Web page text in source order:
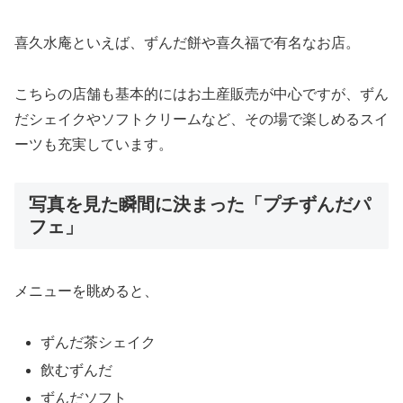
喜久水庵といえば、ずんだ餅や喜久福で有名なお店。
こちらの店舗も基本的にはお土産販売が中心ですが、ずん
だシェイクやソフトクリームなど、その場で楽しめるスイ
ーツも充実しています。
写真を見た瞬間に決まった「プチずんだパ
フェ」
メニューを眺めると、
ずんだ茶シェイク
飲むずんだ
ずんだソフト